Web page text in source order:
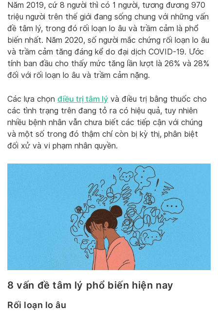
Năm 2019, cứ 8 người thì có 1 người, tương đương 970
triệu người trên thế giới đang sống chung với những vấn
đề tâm lý, trong đó rối loạn lo âu và trầm cảm là phổ
biến nhất. Năm 2020, số người mắc chứng rối loạn lo âu
và trầm cảm tăng đáng kể do đại dịch COVID-19. Ước
tính ban đầu cho thấy mức tăng lần lượt là 26% và 28%
đối với rối loạn lo âu và trầm cảm nặng.
Các lựa chọn điều trị tâm lý và điều trị bằng thuốc cho
các tình trạng trên đang tỏ ra có hiệu quả, tuy nhiên
nhiều bệnh nhân vẫn chưa biết các tiếp cận với chúng
và một số trong đó thậm chí còn bị kỳ thị, phân biệt
đối xử và vi phạm nhân quyền.
8 vấn đề tâm lý phổ biến hiện nay
Rối loạn lo âu